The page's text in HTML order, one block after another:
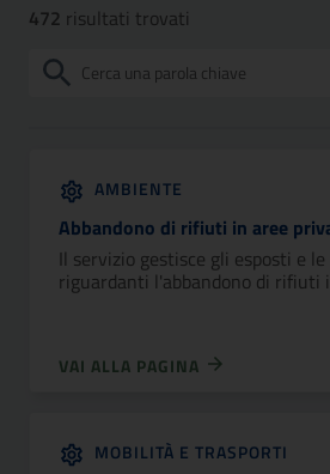
472 risultati trovati
Filtri
AMBIENTE
Abbandono di rifiuti in aree
Il servizio gestisce gli esposti e
riguardanti l'abbandono di rifiuti
VAI ALLA PAGINA
MOBILITÀ E TRASPORTI